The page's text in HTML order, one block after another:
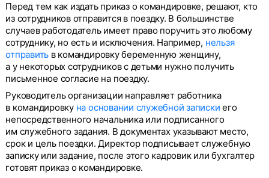
Перед тем как издать приказ о командировке, решают, кто
из сотрудников отправится в поездку. В большинстве
случаев работодатель имеет право поручить это любому
сотруднику, но есть и исключения. Например, нельзя
отправить в командировку беременную женщину,
а у некоторых сотрудников с детьми нужно получить
письменное согласие на поездку.
Руководитель организации направляет работника
в командировку на основании служебной записки его
непосредственного начальника или подписанного
им служебного задания. В документах указывают место,
срок и цель поездки. Директор подписывает служебную
записку или задание, после этого кадровик или бухгалтер
готовят приказ о командировке.